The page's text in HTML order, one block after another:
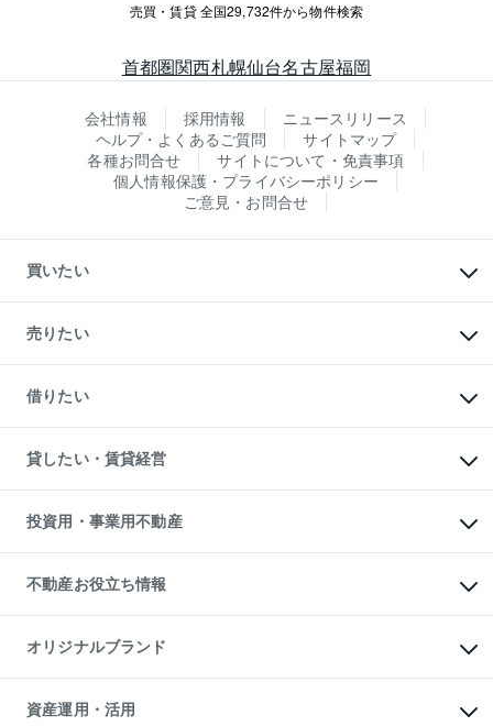
売買・賃貸 全国29,732件から物件検索
首都圏関西札幌仙台名古屋福岡
会社情報 採用情報
ニュースリリース
ヘルプ・よくあるご質問
サイトマップ
各種お問合せ
サイトについて・免責事項
個人情報保護・プライバシーポリシー
ご意見・お問合せ
買いたい
新築・分譲マンションの購入
中古マンションの購入
一戸建ての購入
中古一戸建ての購入
不動産購入の流れ
注目キーワード物件特集
購入ガイド
English 繁体中文簡体中文
売りたい
一戸建ての売却・査定
土地の売却・査定
スピードAI査定
不動産査定について
不動産売却の流れ
不動産買換えの流れ
売却ガイド
借りたい
オフィス・店舗の賃貸
借りるときの流れ
借りるガイド
貸したい・賃貸経営
マンション賃料データ
賃貸管理プラン
リロケーションについて
貸すガイド
投資用・事業用不動産
事業用不動産
マンション投資
投資用マンション
アパート経営
収益物件
ビル購入（ビル一棟）
投資用不動産の売却査定
不動産お役立ち情報
マンションライブラリー
人気マンションランキング
暮らしに役立つ不動産メディア
不動産相場・不動産価格情報
オリジナルブランド
一棟リノベーションマンション
L`GENTE（ルジェンテ）
資産運用・活用